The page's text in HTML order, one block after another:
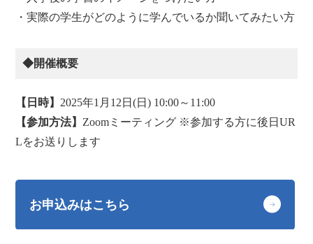
・実際の学生がどのように学んでいるか聞いてみたい方
◆開催概要
【日時】 2025年1月12日(日) 10:00～11:00
【参加方法】 Zoomミーティング ※参加する方に後日UR
Lをお送りします
お申込みはこちら